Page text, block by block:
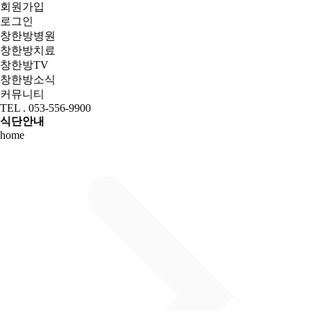
회원가입
로그인
창한방병원
창한방치료
창한방TV
창한방소식
커뮤니티
TEL . 053-556-9900
식단안내
home